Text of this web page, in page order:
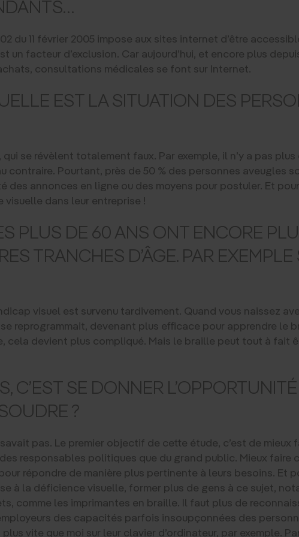
du 11 février 2005 impose aux sites internet d’être
un facteur d’exclusion. Car aujourd’hui, et encore plus
consultations médicales se font sur Internet.
EST LA SITUATION DES
se révèlent totalement faux. Par exemple, il n’y a pas plus
Pourtant, près de 50 % des personnes aveugles
annonces en ligne ou des moyens pour postuler. Et
visuelle dans leur entreprise !
PLUS DE 60 ANS ONT ENCORE
TRANCHES D’ÂGE. PAR
visuel est survenu tardivement. Quand vous naissez
reprogrammait, devenant plus efficace pour apprendre le
cela devient plus compliqué. Mais le braille peut tout à fait
C’EST SE DONNER
?
pas. Le premier objectif de cette étude, c’est de mieux
responsables politiques que du grand public. Mieux faire
répondre de manière plus pertinente à leurs besoins. Et
à la déficience visuelle, former plus de gens à ce sujet,
comme les imprimantes en braille. Il faut plus de
des capacités parfois insoupçonnées des
vite que moi sur leur clavier d’ordinateur, par exemple.